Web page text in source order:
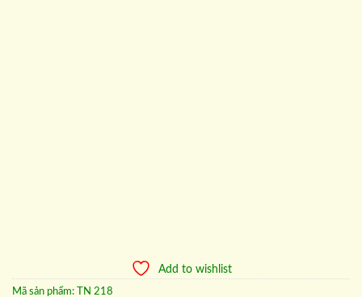
Add to wishlist
Mã sản phẩm: TN 218